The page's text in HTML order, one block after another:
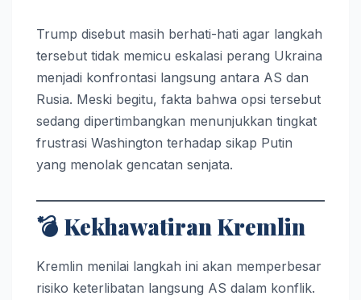
Trump disebut masih berhati-hati agar langkah
tersebut tidak memicu eskalasi perang Ukraina
menjadi konfrontasi langsung antara AS dan
Rusia. Meski begitu, fakta bahwa opsi tersebut
sedang dipertimbangkan menunjukkan tingkat
frustrasi Washington terhadap sikap Putin
yang menolak gencatan senjata.
💣 Kekhawatiran Kremlin
Kremlin menilai langkah ini akan memperbesar
risiko keterlibatan langsung AS dalam konflik.